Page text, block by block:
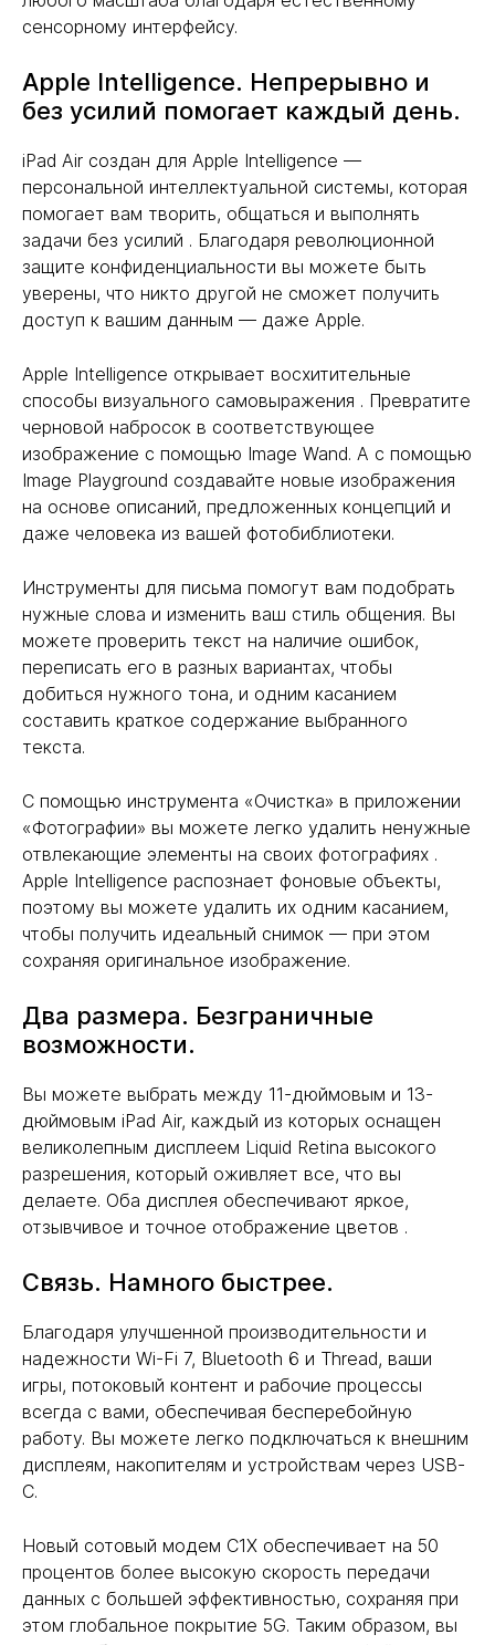
сенсорному интерфейсу.
Apple Intelligence. Непрерывно и
без усилий помогает каждый день.
iPad Air создан для Apple Intelligence —
персональной интеллектуальной системы, которая
помогает вам творить, общаться и выполнять
задачи без усилий . Благодаря революционной
защите конфиденциальности вы можете быть
уверены, что никто другой не сможет получить
доступ к вашим данным — даже Apple.
Apple Intelligence открывает восхитительные
способы визуального самовыражения . Превратите
черновой набросок в соответствующее
изображение с помощью Image Wand. А с помощью
Image Playground создавайте новые изображения
на основе описаний, предложенных концепций и
даже человека из вашей фотобиблиотеки.
Инструменты для письма помогут вам подобрать
нужные слова и изменить ваш стиль общения. Вы
можете проверить текст на наличие ошибок,
переписать его в разных вариантах, чтобы
добиться нужного тона, и одним касанием
составить краткое содержание выбранного
текста.
С помощью инструмента «Очистка» в приложении
«Фотографии» вы можете легко удалить ненужные
отвлекающие элементы на своих фотографиях .
Apple Intelligence распознает фоновые объекты,
поэтому вы можете удалить их одним касанием,
чтобы получить идеальный снимок — при этом
сохраняя оригинальное изображение.
Два размера. Безграничные
возможности.
Вы можете выбрать между 11-дюймовым и 13-
дюймовым iPad Air, каждый из которых оснащен
великолепным дисплеем Liquid Retina высокого
разрешения, который оживляет все, что вы
делаете. Оба дисплея обеспечивают яркое,
отзывчивое и точное отображение цветов .
Связь. Намного быстрее.
Благодаря улучшенной производительности и
надежности Wi-Fi 7, Bluetooth 6 и Thread, ваши
игры, потоковый контент и рабочие процессы
всегда с вами, обеспечивая бесперебойную
работу. Вы можете легко подключаться к внешним
дисплеям, накопителям и устройствам через USB-
C.
Новый сотовый модем C1X обеспечивает на 50
процентов более высокую скорость передачи
данных с большей эффективностью, сохраняя при
этом глобальное покрытие 5G. Таким образом, вы